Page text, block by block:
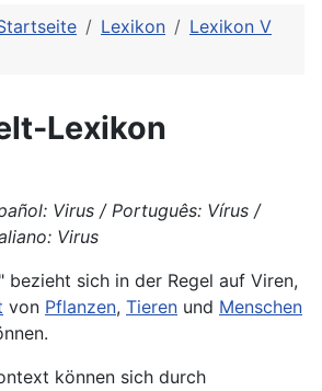
Lexikon
Lexikon V
Lexikon
Virus / Português: Vírus /
Virus
" bezieht sich in der Regel auf Viren,
von Pflanzen, Tieren und Menschen
können sich durch